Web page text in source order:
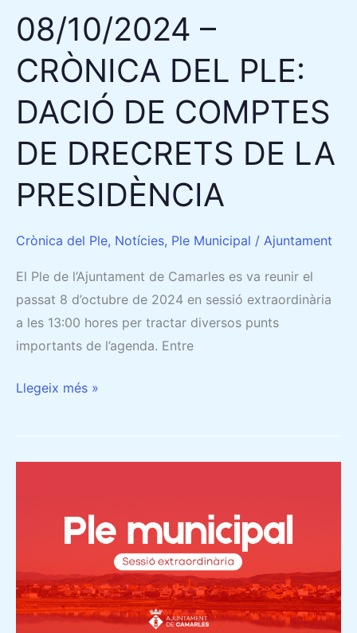
08/10/2024 –
CRÒNICA DEL PLE:
DACIÓ DE COMPTES
DE DRECRETS DE LA
PRESIDÈNCIA
Crònica del Ple, Notícies, Ple Municipal / Ajuntament
El Ple de l’Ajuntament de Camarles es va reunir el
passat 8 d’octubre de 2024 en sessió extraordinària
a les 13:00 hores per tractar diversos punts
importants de l’agenda. Entre
DRECRETS
LA
Llegeix més »
CRÒNICA
CAMARLES
APROVA